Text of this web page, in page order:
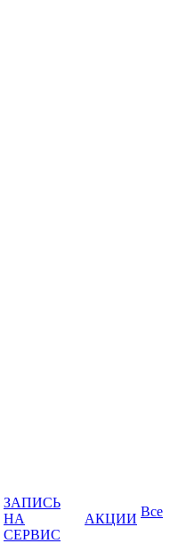
ЗАПИСЬ
НА
СЕРВИС
АКЦИИ Все